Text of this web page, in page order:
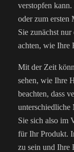
verstopfen
oder zum ersten
Sie zunächst
achten, wie Ihre
Mit der Zeit
sehen, wie Ihre
beachten, dass
unterschiedliche
Sie sich also im
für Ihr Produkt.
zu sein und Ihre